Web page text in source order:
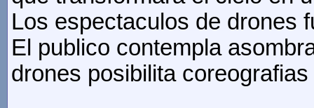
Los espectaculos de drones
El publico contempla
drones posibilita